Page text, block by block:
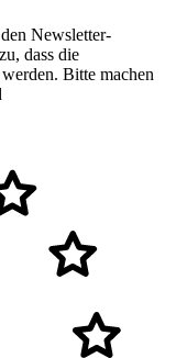
Newsletter-
dass die
Bitte machen